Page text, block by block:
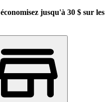
jusqu'à 30 $ sur